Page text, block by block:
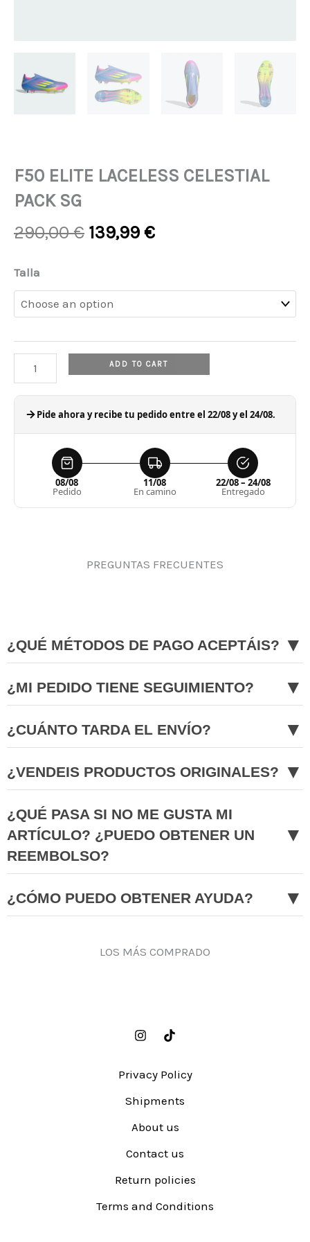
F50 ELITE LACELESS CELESTIAL
PACK SG
290,00€ Original
290,00 €.
139,99 €Current
139,99 €.
Talla
F50
ELITE
LACELESS
PACK
quantity
ADD TO CART
Pide ahora y recibe tu pedido entre el 22/08 y el 24/08.
08/08
Pedido
11/08
En camino
22/08 – 24/08
Entregado
PREGUNTAS FRECUENTES
¿QUÉ MÉTODOS DE PAGO ACEPTÁIS? ▼
¿MI PEDIDO TIENE SEGUIMIENTO? ▼
¿CUÁNTO TARDA EL ENVÍO? ▼
¿VENDEIS PRODUCTOS ORIGINALES? ▼
¿QUÉ PASA SI NO ME GUSTA MI
ARTÍCULO? ¿PUEDO OBTENER UN
REEMBOLSO?
▼
¿CÓMO PUEDO OBTENER AYUDA? ▼
LOS MÁS COMPRADO
Privacy Policy
Shipments
About us
Contact us
Return policies
Terms and Conditions